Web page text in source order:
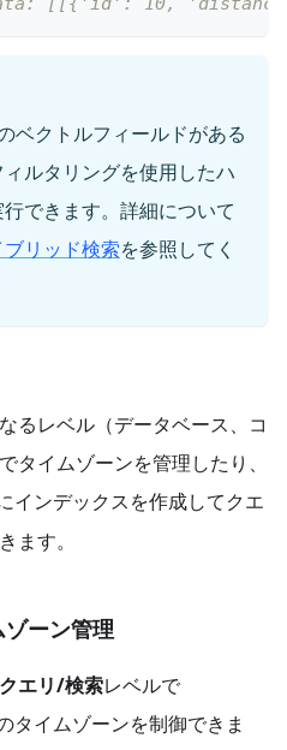
ベクトルフィールドがある
ルタリングを使用したハ
できます。詳細について
リッド検索を参照してく
るレベル（データベース、コ
タイムゾーンを管理したり、
インデックスを作成してクエ
ます。
ーン管理
クエリ/検索レベルで
タイムゾーンを制御できま